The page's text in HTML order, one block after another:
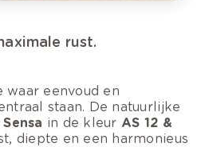
rust.
waar eenvoud en
staan. De natuurlijke
in de kleur AS 12 &
diepte en een harmonieus